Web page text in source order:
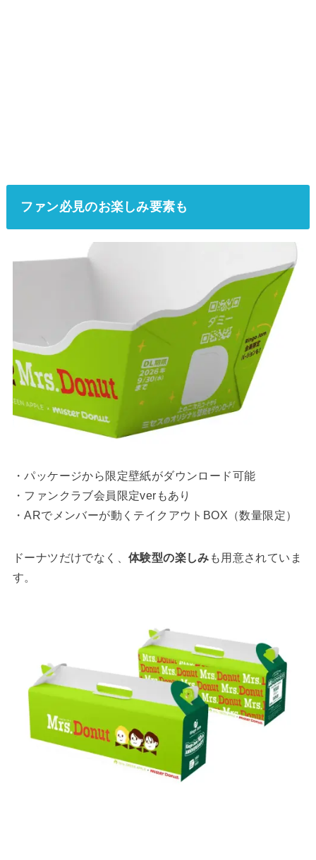
ファン必見のお楽しみ要素も
・パッケージから限定壁紙がダウンロード可能
・ファンクラブ会員限定verもあり
・ARでメンバーが動くテイクアウトBOX（数量限定）
ドーナツだけでなく、 体験型の楽しみ も用意されていま
す。